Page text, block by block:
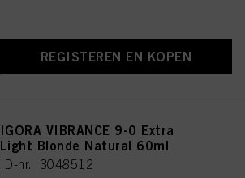
REGISTEREN EN KOPEN
IGORA VIBRANCE 9-0 Extra
Light Blonde Natural 60ml
ID-nr. 3048512